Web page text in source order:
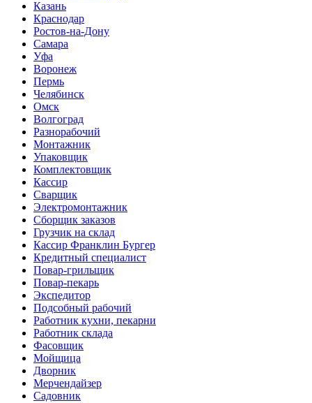
Казань
Краснодар
Ростов-на-Дону
Самара
Уфа
Воронеж
Пермь
Челябинск
Омск
Волгоград
Разнорабочий
Монтажник
Упаковщик
Комплектовщик
Кассир
Сварщик
Электромонтажник
Сборщик заказов
Грузчик на склад
Кассир Франклин Бургер
Кредитный специалист
Повар-грильщик
Повар-пекарь
Экспедитор
Подсобный рабочий
Работник кухни, пекарни
Работник склада
Фасовщик
Мойщица
Дворник
Мерчендайзер
Садовник